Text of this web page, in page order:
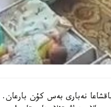
نەبارى بەس كۇن بارعان.